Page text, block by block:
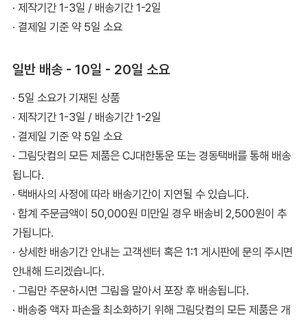
· 제작기간 1-3일 / 배송기간 1-2일
· 결제일 기준 약 5일 소요
일반 배송 - 10일 - 20일 소요
· 5일 소요가 기재된 상품
· 제작기간 1-3일 / 배송기간 1-2일
· 결제일 기준 약 5일 소요
· 그림닷컴의 모든 제품은 CJ대한통운 또는 경동택배를 통해 배송
됩니다.
· 택배사의 사정에 따라 배송기간이 지연될 수 있습니다.
· 합계 주문금액이 50,000원 미만일 경우 배송비 2,500원이 추
가됩니다.
· 상세한 배송기간 안내는 고객센터 혹은 1:1 게시판에 문의 주시면
안내해 드리겠습니다.
· 그림만 주문하시면 그림을 말아서 포장 후 배송됩니다.
· 배송중 액자 파손을 최소화하기 위해 그림닷컴의 모든 제품은 개